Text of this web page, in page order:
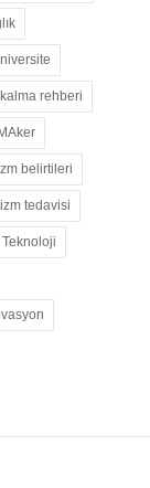
rehberi
MAker
belirtileri
tedavisi
Teknoloji